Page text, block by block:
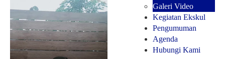
Galeri Video
Kegiatan Ekskul
Pengumuman
Agenda
Hubungi Kami